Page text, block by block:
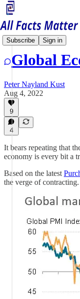
Subscribe Sign in
Economy Matters
Global
Peter Nayland Kust
Aug 4, 2022
9
4
It bears repeating that
economy is every bit a
Based on the latest
the verge of